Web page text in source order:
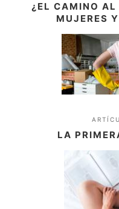
¿EL CAMINO AL
MUJERES
LA